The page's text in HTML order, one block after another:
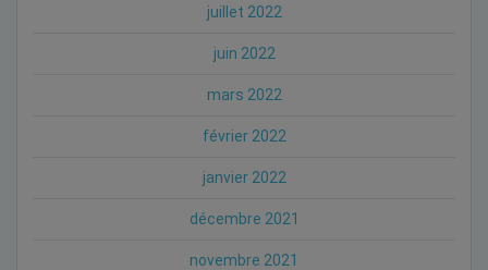
juillet 2022
juin 2022
mars 2022
février 2022
janvier 2022
décembre 2021
novembre 2021